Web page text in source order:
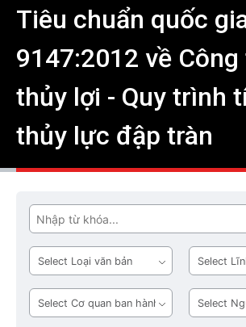
Tiêu chuẩn quốc
9147:2012 về
thủy lợi - Quy trình
thủy lực đập tràn
Tìm
Loại
văn
bản
Lĩnh
vực
Cơ
quan
Người
ký